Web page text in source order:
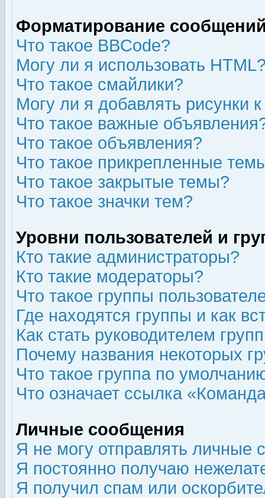
Форматирование
Что такое BBCode?
Могу ли я использовать
Что такое смайлики?
Могу ли я добавлять рисунки
Что такое важные
Что такое объявления?
Что такое прикрепленные
Что такое закрытые темы?
Что такое значки тем?
Уровни пользователей и
Кто такие администраторы?
Кто такие модераторы?
Что такое группы
Где находятся группы и как
Как стать руководителем
Почему названия некоторых
Что такое группа по
Что означает ссылка
Личные сообщения
Я не могу отправлять личные
Я постоянно получаю
Я получил спам или